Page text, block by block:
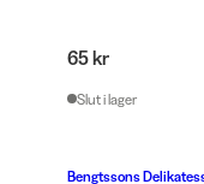
65 kr
Slut i lager
Bengtssons